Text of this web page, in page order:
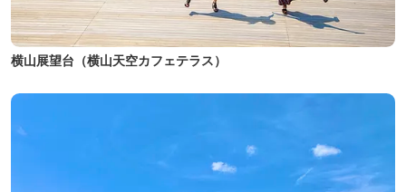
横山展望台（横山天空カフェテラス）